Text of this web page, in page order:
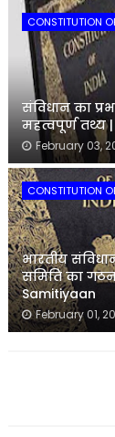
CONSTITUTION
संविधान का
महत्वपूर्ण तथ्य
February 03,
CONSTITUTION
भारतीय
समिति का
Samitiyaan
February 01,